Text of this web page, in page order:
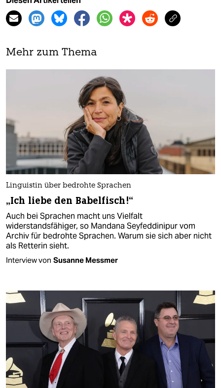
Mehr zum Thema
Linguistin über bedrohte Sprachen
„Ich liebe den Babelfisch!“
Auch bei Sprachen macht uns Vielfalt
widerstandsfähiger, so Mandana Seyfeddinipur vom
Archiv für bedrohte Sprachen. Warum sie sich aber nicht
als Retterin sieht.
Interview von Susanne Messmer